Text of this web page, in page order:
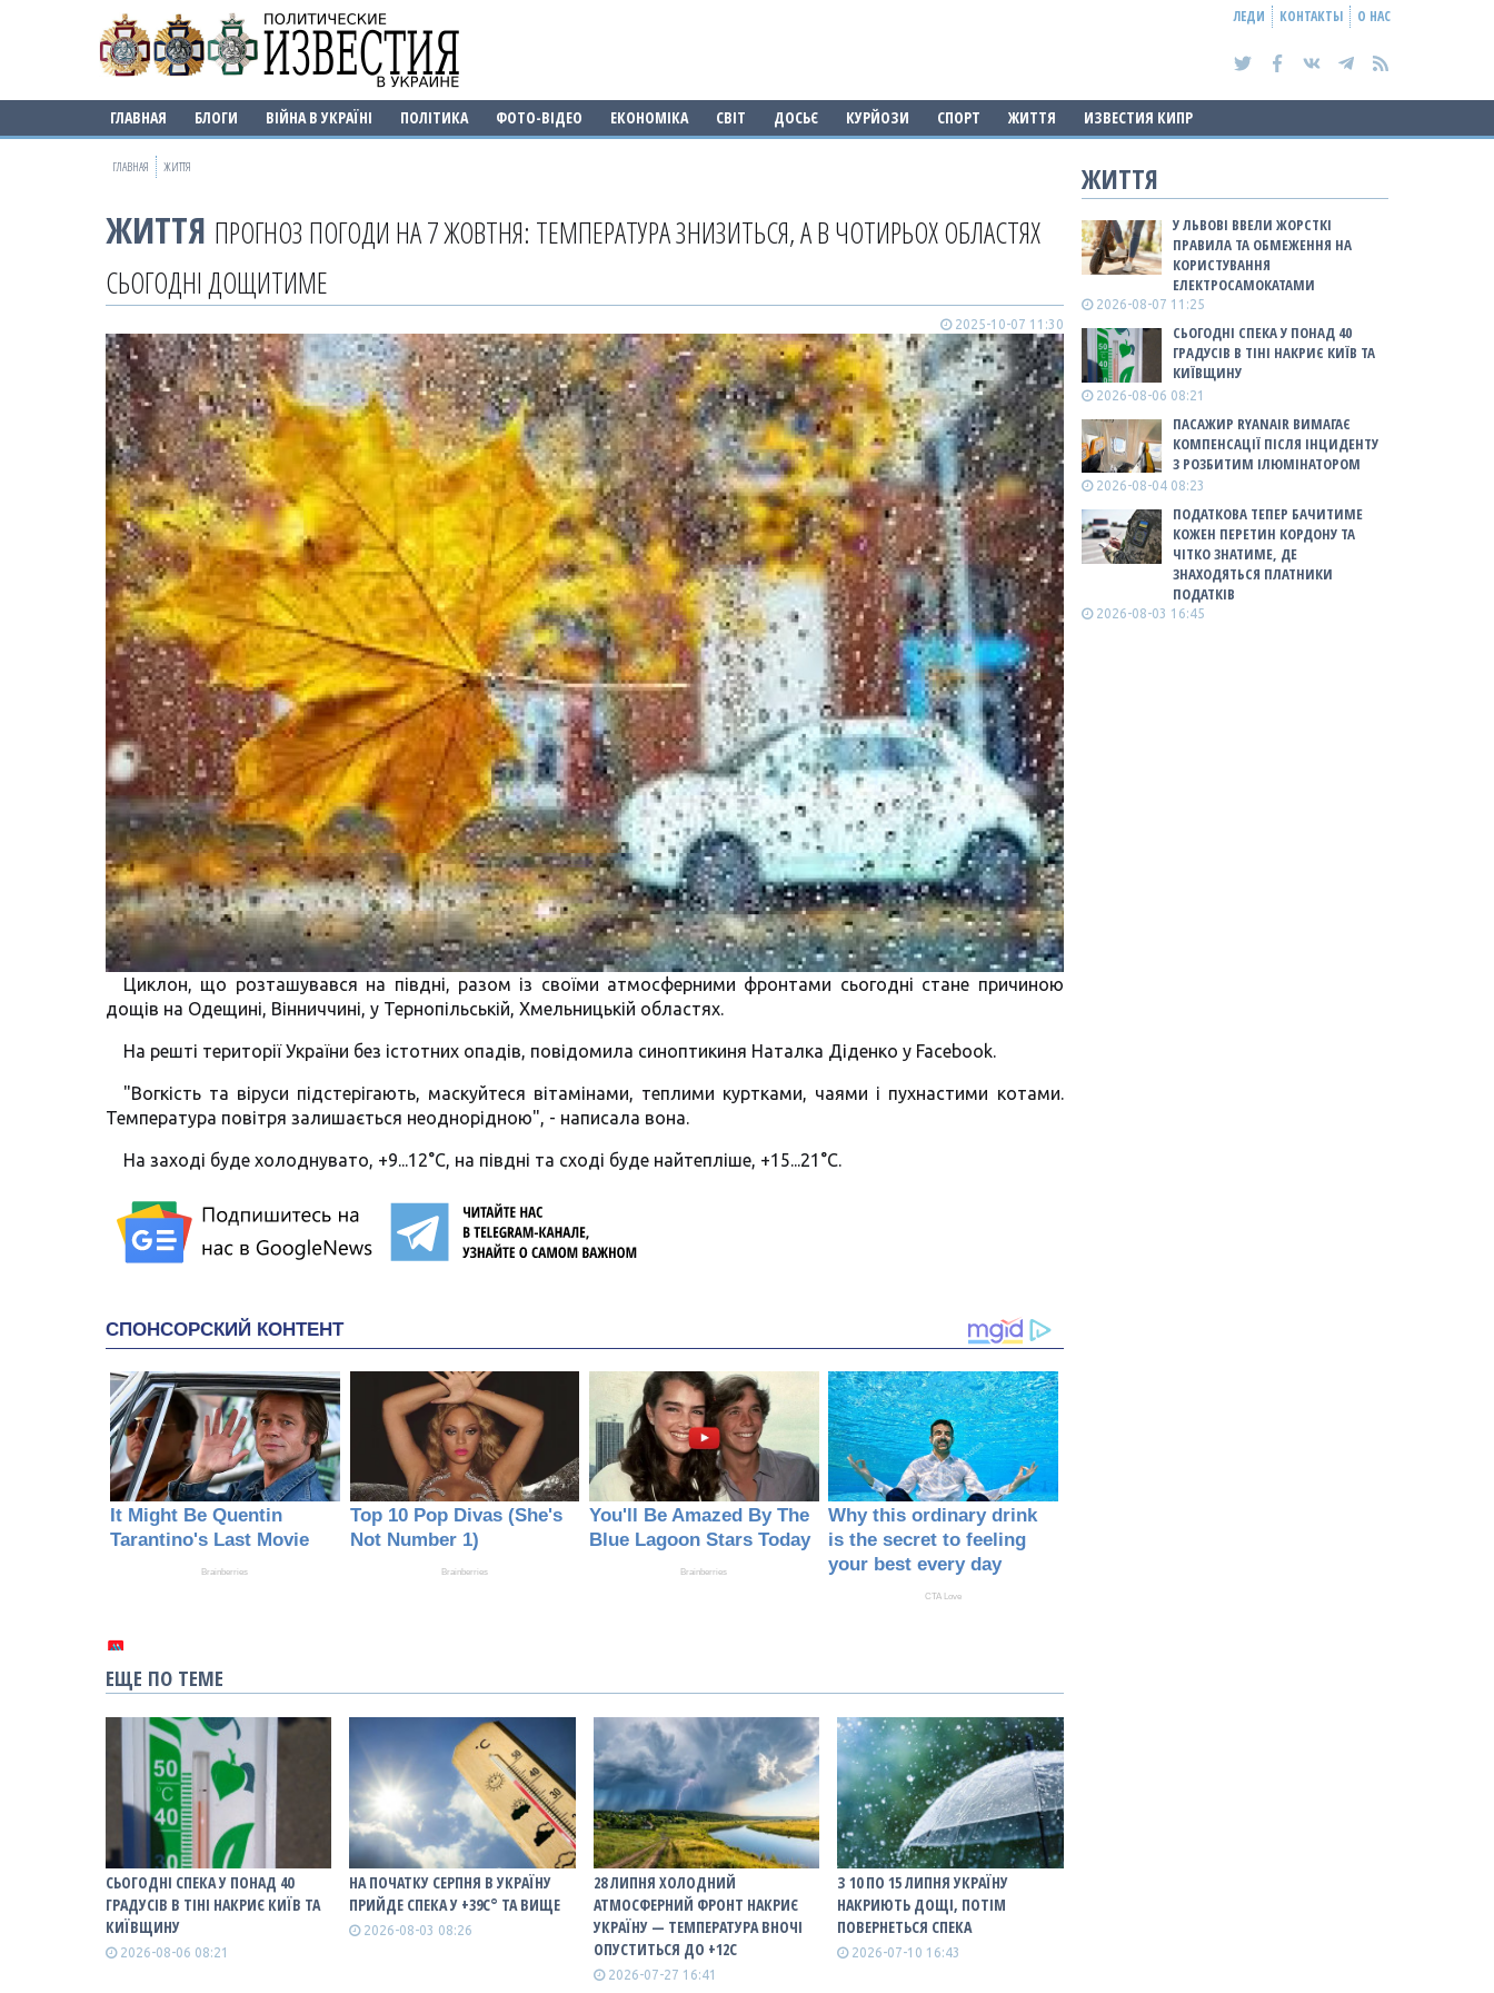
ЛЕДИ КОНТАКТЫ О НАС
ГЛАВНАЯ БЛОГИ ВІЙНА В УКРАЇНІ ПОЛІТИКА ФОТО-ВІДЕО ЕКОНОМІКА СВІТ ДОСЬЄ КУРЙОЗИ СПОРТ ЖИТТЯ ИЗВЕСТИЯ КИПР
ГЛАВНАЯ ЖИТТЯ
ЖИТТЯ ПРОГНОЗ ПОГОДИ НА 7 ЖОВТНЯ: ТЕМПЕРАТУРА ЗНИЗИТЬСЯ, А В ЧОТИРЬОХ ОБЛАСТЯХ
СЬОГОДНІ ДОЩИТИМЕ
2025-10-07 11:30
Циклон, що розташувався на півдні, разом із своїми атмосферними фронтами сьогодні стане причиною
дощів на Одещині, Вінниччині, у Тернопільській, Хмельницькій областях.
На решті території України без істотних опадів, повідомила синоптикиня Наталка Діденко у Facebook.
"Вогкість та віруси підстерігають, маскуйтеся вітамінами, теплими куртками, чаями і пухнастими котами.
Температура повітря залишається неоднорідною", - написала вона.
На заході буде холоднувато, +9...12°С, на півдні та сході буде найтепліше, +15...21°С.
ЕЩЕ ПО ТЕМЕ
СЬОГОДНІ СПЕКА У ПОНАД 40
ГРАДУСІВ В ТІНІ НАКРИЄ КИЇВ ТА
КИЇВЩИНУ
2026-08-06 08:21
НА ПОЧАТКУ СЕРПНЯ В УКРАЇНУ
ПРИЙДЕ СПЕКА У +39С° ТА ВИЩЕ
2026-08-03 08:26
28 ЛИПНЯ ХОЛОДНИЙ
АТМОСФЕРНИЙ ФРОНТ НАКРИЄ
УКРАЇНУ — ТЕМПЕРАТУРА ВНОЧІ
ОПУСТИТЬСЯ ДО +12С
2026-07-27 16:41
З 10 ПО 15 ЛИПНЯ УКРАЇНУ
НАКРИЮТЬ ДОЩІ, ПОТІМ
ПОВЕРНЕТЬСЯ СПЕКА
2026-07-10 16:43
ЖИТТЯ
У ЛЬВОВІ ВВЕЛИ ЖОРСТКІ
ПРАВИЛА ТА ОБМЕЖЕННЯ НА
КОРИСТУВАННЯ
ЕЛЕКТРОСАМОКАТАМИ
2026-08-07 11:25
СЬОГОДНІ СПЕКА У ПОНАД 40
ГРАДУСІВ В ТІНІ НАКРИЄ КИЇВ ТА
КИЇВЩИНУ
2026-08-06 08:21
ПАСАЖИР RYANAIR ВИМАГАЄ
КОМПЕНСАЦІЇ ПІСЛЯ ІНЦИДЕНТУ
З РОЗБИТИМ ІЛЮМІНАТОРОМ
2026-08-04 08:23
ПОДАТКОВА ТЕПЕР БАЧИТИМЕ
КОЖЕН ПЕРЕТИН КОРДОНУ ТА
ЧІТКО ЗНАТИМЕ, ДЕ
ЗНАХОДЯТЬСЯ ПЛАТНИКИ
ПОДАТКІВ
2026-08-03 16:45